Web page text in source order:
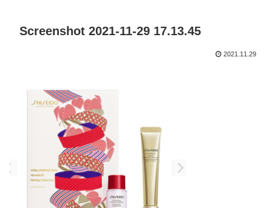
Screenshot 2021-11-29 17.13.45
2021.11.29